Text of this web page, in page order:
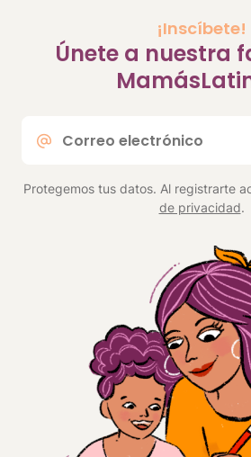
¡Inscíbete!
Únete a nuestra
electrónico
Protegemos tus datos. Al registrarte
de privacidad.